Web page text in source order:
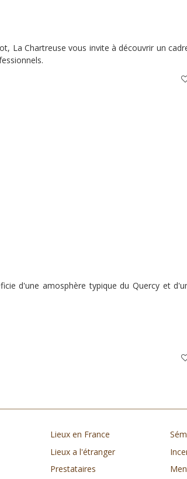
La Chartreuse vous invite à découvrir un
d'une amosphère typique du Quercy et
Lieux en France
Lieux a l'étranger
Prestataires